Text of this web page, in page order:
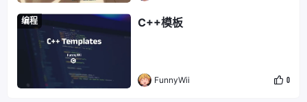
编程 C++模板
FunnyWii 0